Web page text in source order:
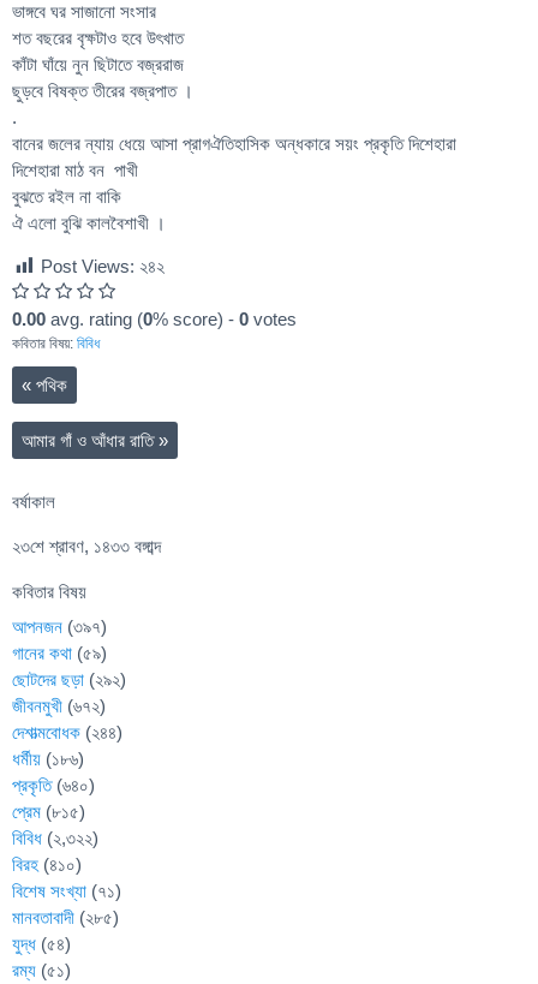
ভাঙ্গবে ঘর সাজানো সংসার
শত বছরের বৃক্ষটাও হবে উৎখাত
কাঁটা ঘাঁয়ে নুন ছিটাতে বজ্ররাজ
ছুড়বে বিষক্ত তীরের বজ্রপাত ।
.
বানের জলের ন্যায় ধেয়ে আসা প্রাগঐতিহাসিক অন্ধকারে সয়ং প্রকৃতি দিশেহারা
দিশেহারা মাঠ বন পাখী
বুঝতে রইল না বাকি
ঐ এলো বুঝি কালবৈশাখী ।
Post Views: ২৪২
0.00 avg. rating (0% score) - 0 votes
কবিতার বিষয়: বিবিধ
« পথিক
আমার গাঁ ও আঁধার রাতি»
বর্ষাকাল
২৩শে শ্রাবণ, ১৪৩৩ বঙ্গাব্দ
কবিতার বিষয়
আপনজন (৩৯৭)
গানের কথা (৫৯)
ছোটদের ছড়া (২৯২)
জীবনমুখী (৬৭২)
দেশাত্মবোধক (২৪৪)
ধর্মীয় (১৮৬)
প্রকৃতি(৬৪০)
প্রেম (৮১৫)
বিবিধ (২,৩২২)
বিরহ (৪১০)
বিশেষ সংখ্যা (৭১)
মানবতাবাদী (২৮৫)
যুদ্ধ (৫৪)
রম্য (৫১)